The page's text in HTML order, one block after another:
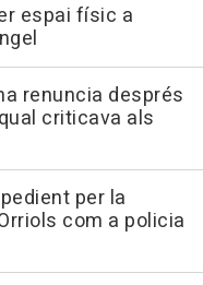
espai físic a
renuncia després
criticava als
per la
com a policia